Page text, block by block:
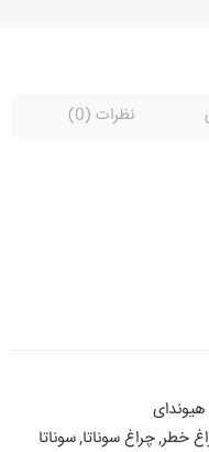
نظرات (0)
هیوندای
خطر,چراغ سوناتا,سوناتا